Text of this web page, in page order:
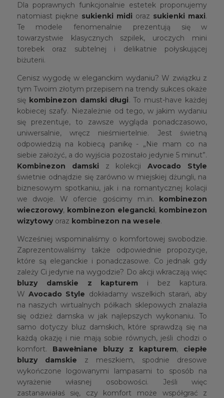
Dla poprawnych funkcjonalnie estetek proponujemy
natomiast piękne sukienki midi oraz sukienki maxi.
Te modele fenomenalnie prezentują się w
towarzystwie klasycznych szpilek, uroczych mini
torebek oraz subtelnej i delikatnie połyskującej
biżuterii.
Cenisz wygodę w eleganckim wydaniu? W związku z
tym Twoim złotym przepisem na trendy sukces okaże
się kombinezon damski długi. To must-have każdej
kobiecej szafy. Niezależnie od tego, w jakim wydaniu
się prezentuje, to zawsze wygląda ponadczasowo,
uniwersalnie, wręcz nieśmiertelnie. Jest świetną
odpowiedzią na kobiecą panikę - „Nie mam co na
siebie założyć, a do wyjścia pozostało jedynie 5 minut”.
Kombinezon damski
z kolekcjiAvocado Style
świetnie odnajdzie się zarówno w miejskiej dżungli, na
biznesowym spotkaniu, jak i na romantycznej kolacji
we dwoje. W ofercie gościmy m.in. kombinezon
wieczorowy, kombinezon elegancki, kombinezon
wizytowyoraz kombinezon na wesele.
Wcześniej wspominaliśmy o komfortowej swobodzie.
Zaprezentowaliśmy także odpowiednie propozycje,
które są eleganckie i ponadczasowe. Co jednak gdy
zależy Ci jedynie na wygodzie? Do akcji wkraczają więc
bluzy damskie z kapturem i bez kaptura.
W Avocado Style dokładamy wszelkich starań, aby
na naszych wirtualnych półkach sklepowych znalazła
się odzież damska w jak najlepszych wykonaniu. To
samo dotyczy bluz damskich, które sprawdzą się na
każdą okazję i nie mają sobie równych, jeśli chodzi o
komfort. Bawełniane bluzy z kapturem, ciepłe
bluzy damskie z meszkiem, spodnie dresowe
wykończone logowanymi lampasami to sposób na
wyrażenie własnej osobowości. Jeśli więc
zastanawiałaś się, czy komfort może współgrać z